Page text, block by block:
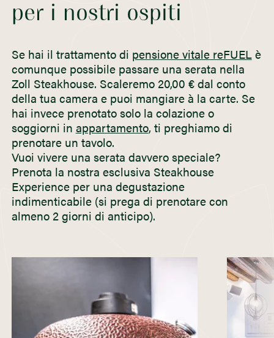
per i nostri ospiti
Se hai il trattamento di pensione vitale reFUELè
comunque possibile passare una serata nella
Zoll Steakhouse. Scaleremo 20,00 € dal conto
della tua camera e puoi mangiare à la carte. Se
hai invece prenotato solo la colazione o
soggiorni in appartamento, ti preghiamo di
prenotare un tavolo.
Vuoi vivere una serata davvero speciale?
Prenota la nostra esclusiva Steakhouse
Experience per una degustazione
indimenticabile (si prega di prenotare con
almeno 2 giorni di anticipo).